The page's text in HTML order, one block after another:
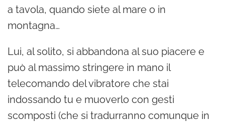
a tavola, quando siete al mare o in
montagna…
Lui, al solito, si abbandona al suo piacere e
può al massimo stringere in mano il
telecomando del vibratore che stai
indossando tu e muoverlo con gesti
scomposti (che si tradurranno comunque in